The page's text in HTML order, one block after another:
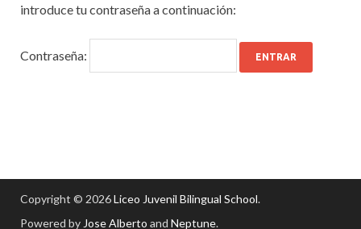
introduce tu contraseña a continuación:
Contraseña:
Copyright © 2026Liceo Juvenil Bilingual School.
Powered by Jose Alberto and Neptune.